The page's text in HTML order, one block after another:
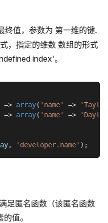
终值，参数为 第一维的键.
，指定的维数 数组的形式
index'。
=> array( 'name' =>
=> array( 'name' =>
'Dayle'
, 'developer.name' ) ;
足匿名函数（该匿名函数
值。